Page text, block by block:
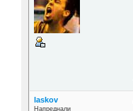
laskov
Напреднали